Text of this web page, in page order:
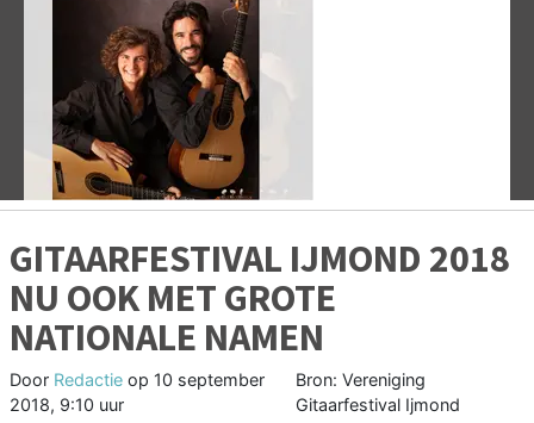
Vorige
GITAARFESTIVAL IJMOND 2018
NU OOK MET GROTE
NATIONALE NAMEN
Door Redactie op 10 september
2018, 9:10 uur
Bron: Vereniging
Gitaarfestival Ijmond